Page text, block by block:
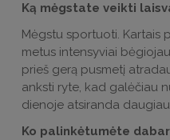
Ką mėgstate veikti
Mėgstu sportuoti. Kartais
metus intensyviai
prieš gerą pusmetį
anksti ryte, kad galėčiau
dienoje atsiranda
Ko palinkėtumėte